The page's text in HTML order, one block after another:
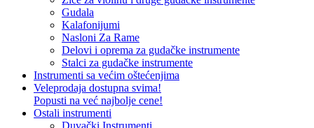
Gudala
Kalafonijumi
Nasloni Za Rame
Delovi i oprema za gudačke instrumente
Stalci za gudačke instrumente
Instrumenti sa većim oštećenjima
Veleprodaja dostupna svima!
Popusti na već najbolje cene!
Ostali instrumenti
Duvački Instrumenti